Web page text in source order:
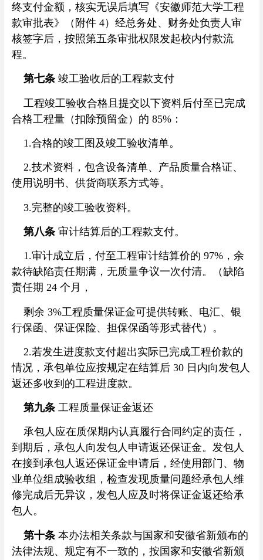
终支付金额，核实无误后填写《安徽师范大学工程
款审批表》（附件 4）经总务处、财务处负责人审
核签字后，按照第五条审批权限发起校内付款流
程。
第七条 竣工验收后的工程款支付
工程竣工验收合格且提交以下资料后付至已完成
合格工程量（扣除预留金）的 85%：
1.合格的竣工图及竣工验收清单。
2.技术资料，包含设备清单、产品质量合格证、
使用说明书、供货商联系方式等。
3.完整的竣工验收资料。
第八条 审计结算后的工程款支付。
1.审计成立后，付至工程审计结算价的 97%，余
款待缺陷责任期满，无质量争议一次付清。（缺陷
责任期 24 个月，
剩余 3%工程质量保证金可提供转账、电汇、银
行保函、保证保险、担保保函等形式替代）。
2.若发生进度款支付超出实际已完成工程价款的
情况，承包单位应按规定在结算后 30 日内向发包人
返还多收到的工程进度款。
第九条 工程质量保证金返还
承包人应在质保期内认真履行合同约定的责任，
到期后，承包人向发包人申请返还保证金。发包人
在接到承包人返还保证金申请后，经使用部门、物
业单位组成验收组，检查发现质量问题经承包人维
修完成后无异议，发包人应及时将保证金返还给承
包人。
第十条 本办法相关条款与国家和安徽省新颁布的
法律法规、规定有不一致的，按国家和安徽省新颁